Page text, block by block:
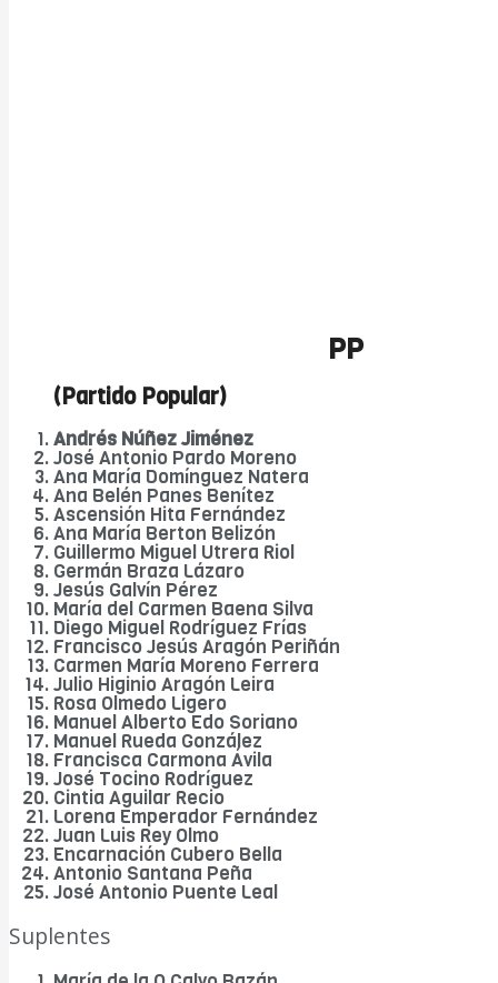
PP
(Partido Popular)
Andrés Núñez Jiménez
José Antonio Pardo Moreno
Ana María Domínguez Natera
Ana Belén Panes Benítez
Ascensión Hita Fernández
Ana María Berton Belizón
Guillermo Miguel Utrera Riol
Germán Braza Lázaro
Jesús Galvín Pérez
María del Carmen Baena Silva
Diego Miguel Rodríguez Frías
Francisco Jesús Aragón Periñán
Carmen María Moreno Ferrera
Julio Higinio Aragón Leira
Rosa Olmedo Ligero
Manuel Alberto Edo Soriano
Manuel Rueda González
Francisca Carmona Ávila
José Tocino Rodríguez
Cintia Aguilar Recio
Lorena Emperador Fernández
Juan Luis Rey Olmo
Encarnación Cubero Bella
Antonio Santana Peña
José Antonio Puente Leal
Suplentes